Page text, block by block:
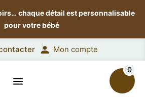
chaque détail est personnalisable
pour votre bébé
Mon compte
0